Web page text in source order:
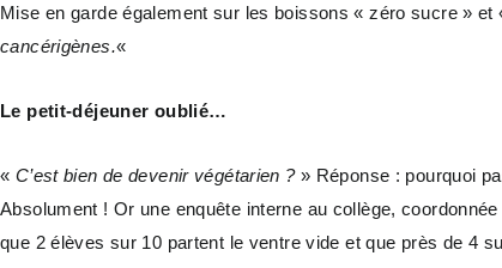
Mise en garde également sur les boissons « zéro sucre » et
cancérigènes.«
Le petit-déjeuner oublié…
« C’est bien de devenir végétarien ?» Réponse : pourquoi
Absolument ! Or une enquête interne au collège,
que 2 élèves sur 10 partent le ventre vide et que près de 4